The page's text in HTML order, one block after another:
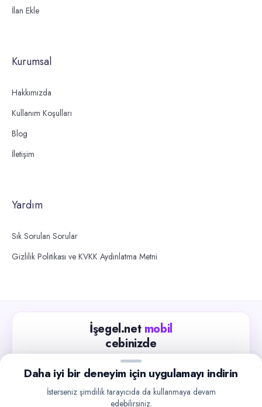
İlan Ekle
Kurumsal
Hakkımızda
Kullanım Koşulları
Blog
İletişim
Yardım
Sık Sorulan Sorular
Gizlilik Politikası ve KVKK Aydınlatma Metni
İşegel.net mobil
cebinizde
Güncel iş ilanlarını takip edin, işverenlerle hızlıca
iletişime geçin.
Google Play
Daha iyi bir deneyim için uygulamayı indirin
İsterseniz şimdilik tarayıcıda da kullanmaya devam
edebilirsiniz.